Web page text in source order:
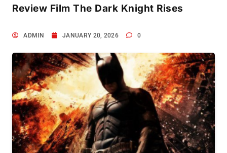
Review Film The Dark Knight Rises
ADMIN JANUARY 20, 2026 0